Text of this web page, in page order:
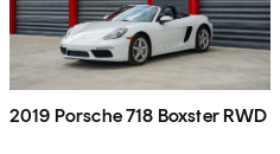
2019 Porsche 718 Boxster RWD